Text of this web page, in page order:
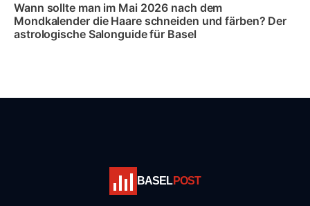
Wann sollte man im Mai 2026 nach dem
Mondkalender die Haare schneiden und färben? Der
astrologische Salonguide für Basel
BASELPOST